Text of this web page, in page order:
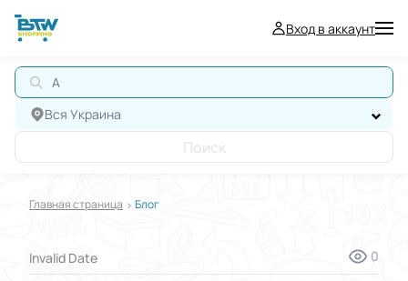
Вход в аккаунт
А
Вся Украина
Поиск
Главная страница Блог
Invalid Date 0